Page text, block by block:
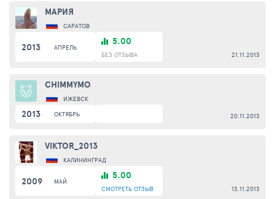
МАРИЯ
САРАТОВ
2013 АПРЕЛЬ 5.00
БЕЗ ОТЗЫВА 21.11.2013
CHIMMYMO
ИЖЕВСК
2013 ОКТЯБРЬ 20.11.2013
VIKTOR_2013
КАЛИНИНГРАД
2009 МАЙ 5.00
СМОТРЕТЬ ОТЗЫВ 13.11.2013